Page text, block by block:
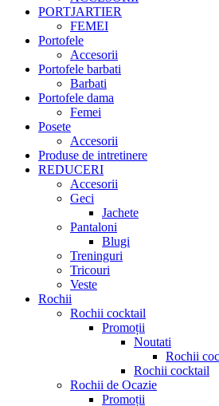
PORTJARTIER
FEMEI
Portofele
Accesorii
Portofele barbati
Barbati
Portofele dama
Femei
Posete
Accesorii
Produse de intretinere
REDUCERI
Accesorii
Geci
Jachete
Pantaloni
Blugi
Treninguri
Tricouri
Veste
Rochii
Rochii cocktail
Promoții
Noutati
Rochii
Rochii cocktail
Rochii de Ocazie
Promoții